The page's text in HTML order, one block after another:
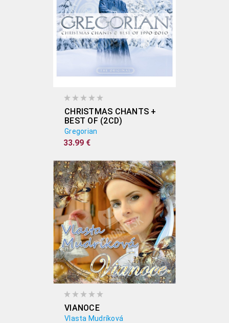
CHRISTMAS CHANTS +
BEST OF (2CD)
Gregorian
33.99 €
VIANOCE
Vlasta Mudríková